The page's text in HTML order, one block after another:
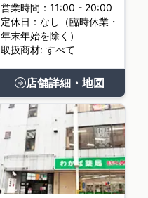
営業時間：11:00 - 20:00
定休日：なし（臨時休業・
年末年始を除く）
取扱商材: すべて
店舗詳細・地図